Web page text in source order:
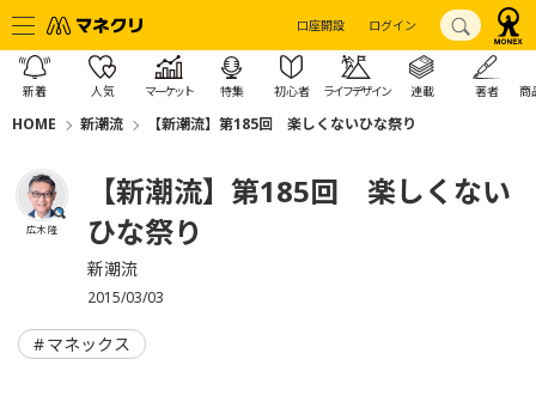
口座開設 ログイン
新着 人気 マーケット 特集 初心者 ライフデザイン 連載 著者 商
HOME 新潮流 【新潮流】第185回 楽しくないひな祭り
広木 隆
【新潮流】第185回 楽しくない
ひな祭り
新潮流
2015/03/03
マネックス